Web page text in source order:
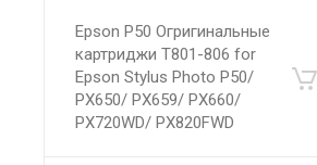
Epson P50 Огригинальные
картриджи T801-806 for
Epson Stylus Photo P50/
PX650/ PX659/ PX660/
PX720WD/ PX820FWD